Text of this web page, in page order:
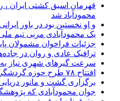
قهرمان اسبق کشتی ایران
محمودآباد شد
و او نخستین بود در باور
یک محمودآبادی مربی تیم
جزئیات فراخوان مشمولان پایه
ترافیک عادی و روان در
سرعت گیرهای شهری نیاز به
افتتاح ۷۸ طرح حوزه گردشگری در مازندران
برگزاری گشت و مانور
جوان محمودآبادی که